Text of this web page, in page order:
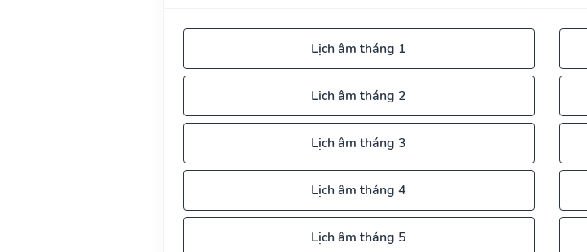
Lịch âm tháng 1
Lịch âm tháng 2
Lịch âm tháng 3
Lịch âm tháng 4
Lịch âm tháng 5